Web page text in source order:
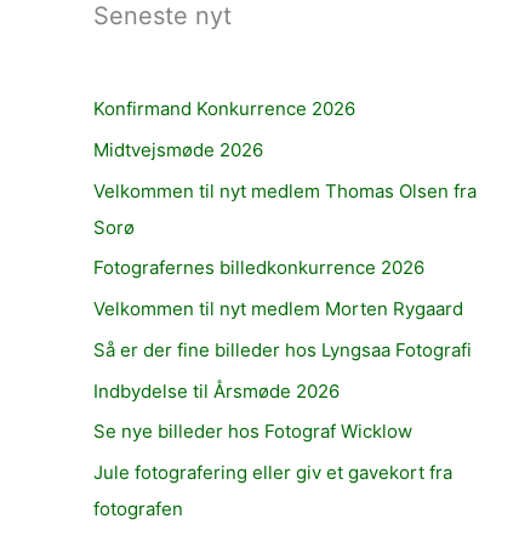
Seneste nyt
Konfirmand Konkurrence 2026
Midtvejsmøde 2026
Velkommen til nyt medlem Thomas Olsen fra
Sorø
Fotografernes billedkonkurrence 2026
Velkommen til nyt medlem Morten Rygaard
Så er der fine billeder hos Lyngsaa Fotografi
Indbydelse til Årsmøde 2026
Se nye billeder hos Fotograf Wicklow
Jule fotografering eller giv et gavekort fra
fotografen